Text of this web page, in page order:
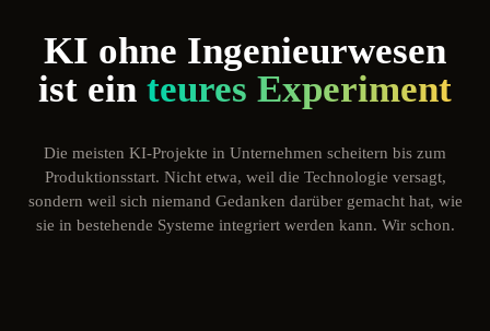
KI ohne Ingenieurwesen
ist ein teures Experiment
Die meisten KI-Projekte in Unternehmen scheitern bis zum
Produktionsstart. Nicht etwa, weil die Technologie versagt,
sondern weil sich niemand Gedanken darüber gemacht hat, wie
sie in bestehende Systeme integriert werden kann. Wir schon.